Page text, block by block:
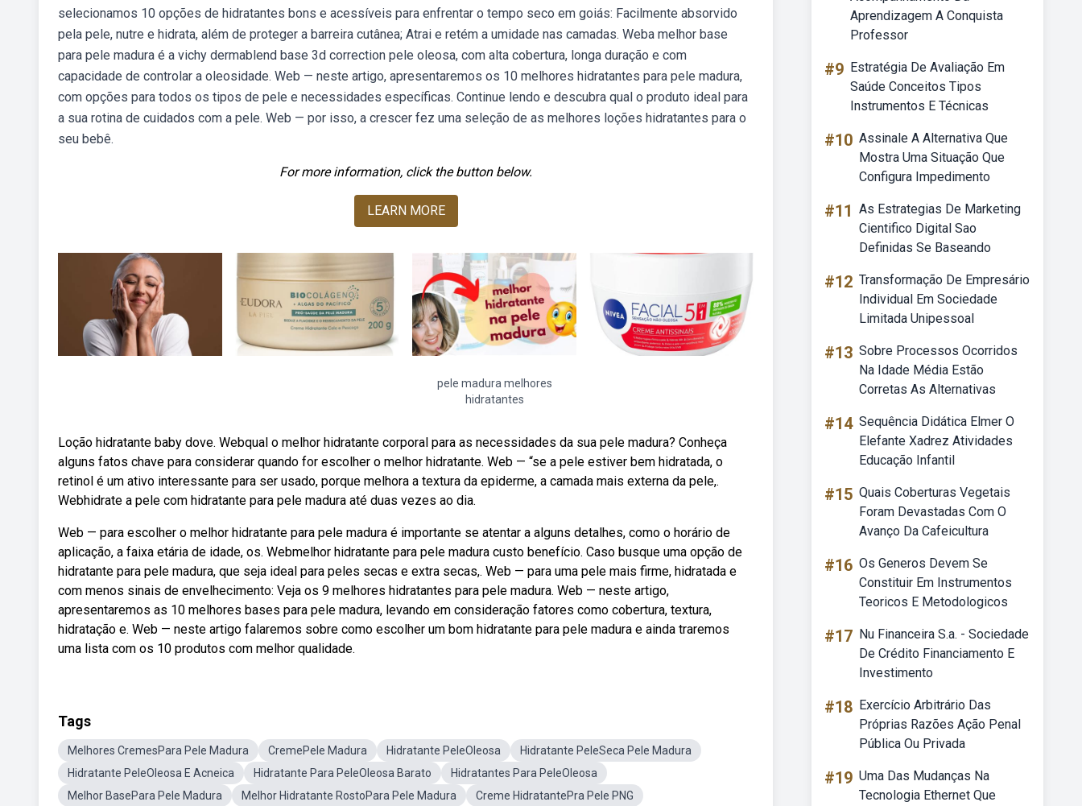
selecionamos 10 opções de hidratantes bons e acessíveis para enfrentar o tempo seco em goiás: Facilmente absorvido
pela pele, nutre e hidrata, além de proteger a barreira cutânea; Atrai e retém a umidade nas camadas. Weba melhor base
para pele madura é a vichy dermablend base 3d correction pele oleosa, com alta cobertura, longa duração e com
capacidade de controlar a oleosidade. Web — neste artigo, apresentaremos os 10 melhores hidratantes para pele madura,
com opções para todos os tipos de pele e necessidades específicas. Continue lendo e descubra qual o produto ideal para
a sua rotina de cuidados com a pele. Web — por isso, a crescer fez uma seleção de as melhores loções hidratantes para o
seu bebê.
For more information, click the button below.
LEARN MORE
pele madura melhores
hidratantes
Loção hidratante baby dove. Webqual o melhor hidratante corporal para as necessidades da sua pele madura? Conheça
alguns fatos chave para considerar quando for escolher o melhor hidratante. Web — “se a pele estiver bem hidratada, o
retinol é um ativo interessante para ser usado, porque melhora a textura da epiderme, a camada mais externa da pele,.
Webhidrate a pele com hidratante para pele madura até duas vezes ao dia.
Web — para escolher o melhor hidratante para pele madura é importante se atentar a alguns detalhes, como o horário de
aplicação, a faixa etária de idade, os. Webmelhor hidratante para pele madura custo benefício. Caso busque uma opção de
hidratante para pele madura, que seja ideal para peles secas e extra secas,. Web — para uma pele mais firme, hidratada e
com menos sinais de envelhecimento: Veja os 9 melhores hidratantes para pele madura. Web — neste artigo,
apresentaremos as 10 melhores bases para pele madura, levando em consideração fatores como cobertura, textura,
hidratação e. Web — neste artigo falaremos sobre como escolher um bom hidratante para pele madura e ainda traremos
uma lista com os 10 produtos com melhor qualidade.
Tags
Melhores CremesPara Pele Madura CremePele Madura Hidratante PeleOleosa
Hidratante PeleSeca Pele Madura
Hidratante PeleOleosa E Acneica
Hidratante Para PeleOleosa Barato
Hidratantes Para PeleOleosa
Melhor BasePara Pele Madura
Melhor Hidratante RostoPara Pele Madura
Creme HidratantePra Pele PNG
Aprendizagem A Conquista
Professor
#9 Estratégia De Avaliação Em
Saúde Conceitos Tipos
Instrumentos E Técnicas
#10 Assinale A Alternativa Que
Mostra Uma Situação Que
Configura Impedimento
#11 As Estrategias De Marketing
Cientifico Digital Sao
Definidas Se Baseando
#12 Transformação De Empresário
Individual Em Sociedade
Limitada Unipessoal
#13 Sobre Processos Ocorridos
Na Idade Média Estão
Corretas As Alternativas
#14 Sequência Didática Elmer O
Elefante Xadrez Atividades
Educação Infantil
#15 Quais Coberturas Vegetais
Foram Devastadas Com O
Avanço Da Cafeicultura
#16 Os Generos Devem Se
Constituir Em Instrumentos
Teoricos E Metodologicos
#17 Nu Financeira S.a. - Sociedade
De Crédito Financiamento E
Investimento
#18 Exercício Arbitrário Das
Próprias Razões Ação Penal
Pública Ou Privada
#19 Uma Das Mudanças Na
Tecnologia Ethernet Que